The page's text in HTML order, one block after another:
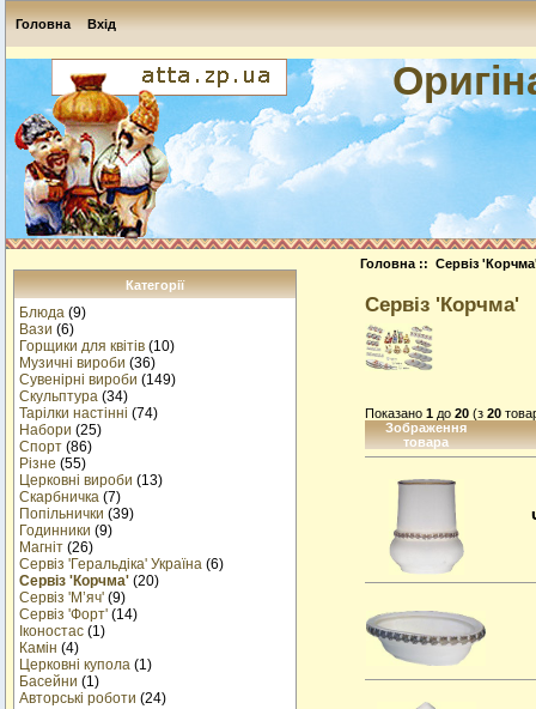
Головна Вхід
Категорії
Блюда (9)
Вази (6)
Горщики для квітів (10)
Музичнi вироби (36)
Сувенірні вироби (149)
Скульптура (34)
Тарілки настінні (74)
Набори (25)
Спорт (86)
Різне (55)
Церковні вироби (13)
Cкарбничка (7)
Попільнички (39)
Годинники (9)
Магніт (26)
Сервіз 'Геральдіка' Україна (6)
Сервіз 'Корчма' (20)
Сервіз 'М’яч' (9)
Сервіз 'Форт' (14)
Іконостас (1)
Камін (4)
Церковні купола (1)
Басейни (1)
Авторські роботи (24)
Головна :: Сервіз
Сервіз 'Корчма'
Показано 1до 20(з 20
Зображення
товара